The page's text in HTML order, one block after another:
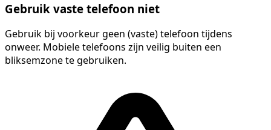
Gebruik vaste telefoon niet
Gebruik bij voorkeur geen (vaste) telefoon tijdens
onweer. Mobiele telefoons zijn veilig buiten een
bliksemzone te gebruiken.